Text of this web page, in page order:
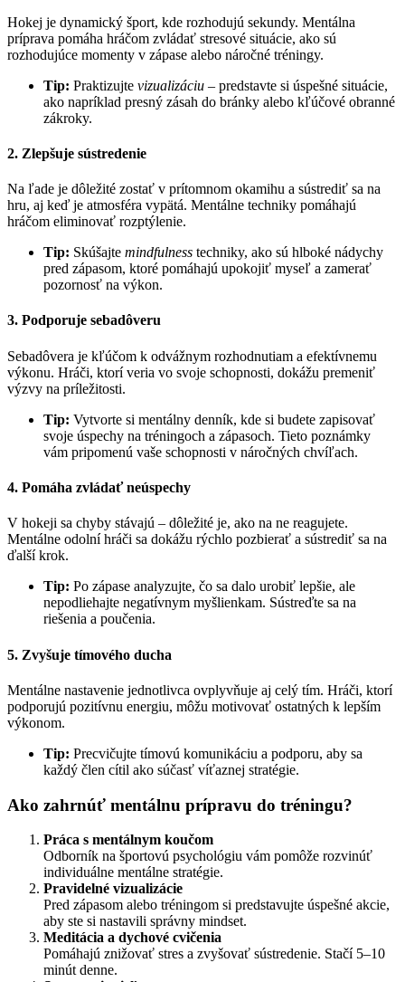
Hokej je dynamický šport, kde rozhodujú sekundy. Mentálna
príprava pomáha hráčom zvládať stresové situácie, ako sú
rozhodujúce momenty v zápase alebo náročné tréningy.
Tip: Praktizujte vizualizáciu – predstavte si úspešné situácie,
ako napríklad presný zásah do bránky alebo kľúčové obranné
zákroky.
2. Zlepšuje sústredenie
Na ľade je dôležité zostať v prítomnom okamihu a sústrediť sa na
hru, aj keď je atmosféra vypätá. Mentálne techniky pomáhajú
hráčom eliminovať rozptýlenie.
Tip: Skúšajte mindfulness techniky, ako sú hlboké nádychy
pred zápasom, ktoré pomáhajú upokojiť myseľ a zamerať
pozornosť na výkon.
3. Podporuje sebadôveru
Sebadôvera je kľúčom k odvážnym rozhodnutiam a efektívnemu
výkonu. Hráči, ktorí veria vo svoje schopnosti, dokážu premeniť
výzvy na príležitosti.
Tip: Vytvorte si mentálny denník, kde si budete zapisovať
svoje úspechy na tréningoch a zápasoch. Tieto poznámky
vám pripomenú vaše schopnosti v náročných chvíľach.
4. Pomáha zvládať neúspechy
V hokeji sa chyby stávajú – dôležité je, ako na ne reagujete.
Mentálne odolní hráči sa dokážu rýchlo pozbierať a sústrediť sa na
ďalší krok.
Tip: Po zápase analyzujte, čo sa dalo urobiť lepšie, ale
nepodliehajte negatívnym myšlienkam. Sústreďte sa na
riešenia a poučenia.
5. Zvyšuje tímového ducha
Mentálne nastavenie jednotlivca ovplyvňuje aj celý tím. Hráči, ktorí
podporujú pozitívnu energiu, môžu motivovať ostatných k lepším
výkonom.
Tip: Precvičujte tímovú komunikáciu a podporu, aby sa
každý člen cítil ako súčasť víťaznej stratégie.
Ako zahrnúť mentálnu prípravu do tréningu?
Práca s mentálnym koučom
Odborník na športovú psychológiu vám pomôže rozvinúť
individuálne mentálne stratégie.
Pravidelné vizualizácie
Pred zápasom alebo tréningom si predstavujte úspešné akcie,
aby ste si nastavili správny mindset.
Meditácia a dychové cvičenia
Pomáhajú znižovať stres a zvyšovať sústredenie. Stačí 5–10
minút denne.